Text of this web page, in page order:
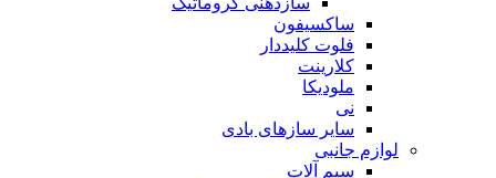
ساکسیفون
فلوت کلیددار
کلارینت
ملودیکا
نی
سایر سازهای بادی
لوازم جانبی
سیم آلات